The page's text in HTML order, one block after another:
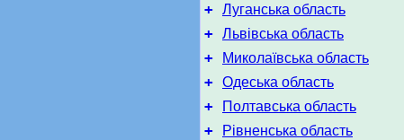
+ Луганська область
+ Львівська область
+ Миколаївська область
+ Одеська область
+ Полтавська область
+ Рівненська область